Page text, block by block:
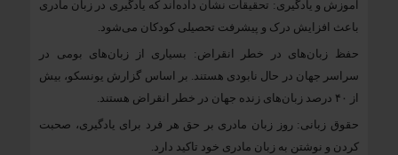
آموزش و یادگیری: تحقیقات نشان داده‌اند که یادگیری در زبان مادری
باعث افزایش درک و پیشرفت تحصیلی کودکان می‌شود.
حفظ زبان‌های در خطر انقراض: بسیاری از زبان‌های بومی در
سراسر جهان در حال نابودی هستند. بر اساس گزارش یونسکو، بیش
از ۴۰ درصد زبان‌های زنده جهان در خطر انقراض هستند.
حقوق زبانی: روز زبان مادری بر حق هر فرد برای یادگیری، صحبت
کردن و نوشتن به زبان مادری خود تاکید دارد.